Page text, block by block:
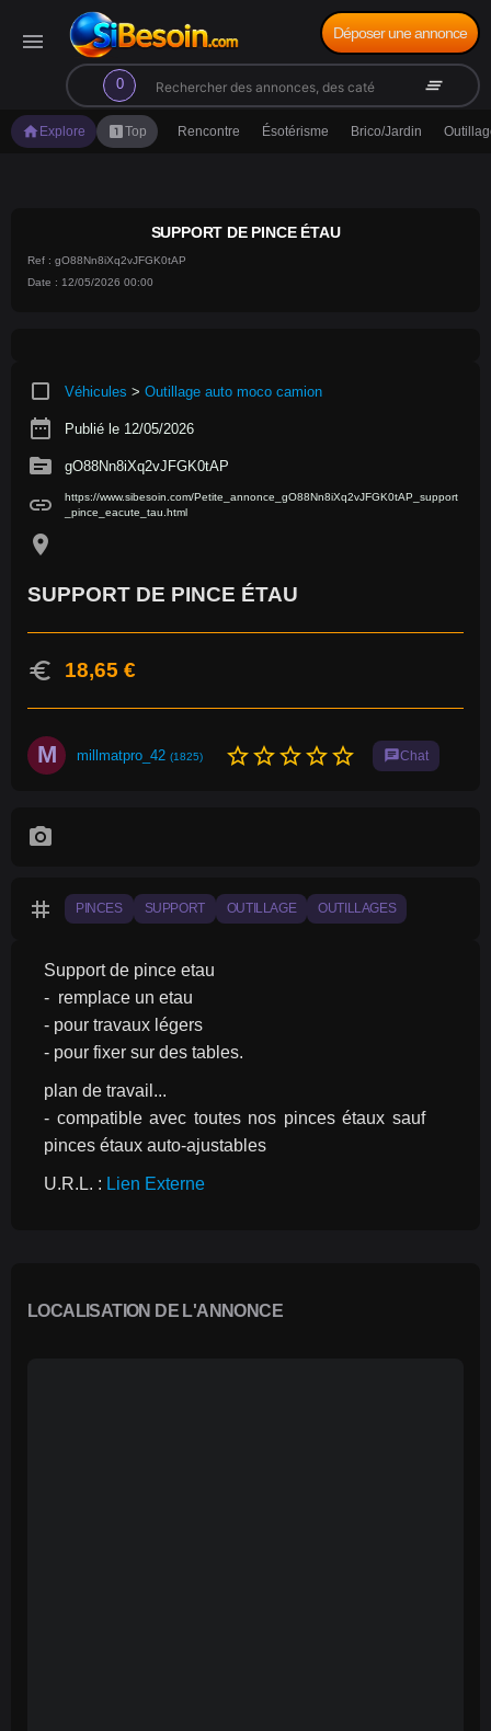
menu
0
search clear_all
Déposer une annonce
home Explore looks_oneTop Rencontre Ésotérisme Brico/Jardin
SUPPORT DE PINCE ÉTAU
Ref : gO88Nn8iXq2vJFGK0tAP
Date : 12/05/2026 00:00
crop_square Véhicules > Outillage auto moco camion
date_range Publié le 12/05/2026
source gO88Nn8iXq2vJFGK0tAP
link
https://www.sibesoin.com/Petite_annonce_gO88Nn8iXq2vJFGK0tAP_support
_pince_eacute_tau.html
location_on
SUPPORT DE PINCE ÉTAU
euro 18,65 €
M millmatpro_42 (1825) star_borderstar_borderstar_borderstar_borderstar_border chatChat
photo_camera
tag PINCES SUPPORT OUTILLAGE OUTILLAGES
Support de pince etau
-  remplace un etau
- pour travaux légers
- pour fixer sur des tables.
plan de travail...
- compatible avec toutes nos pinces étaux sauf
pinces étaux auto-ajustables
U.R.L. : Lien Externe
LOCALISATION DE L'ANNONCE